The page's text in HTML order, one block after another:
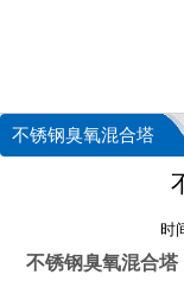
不锈钢臭氧混合塔
时
不锈钢臭氧混合塔